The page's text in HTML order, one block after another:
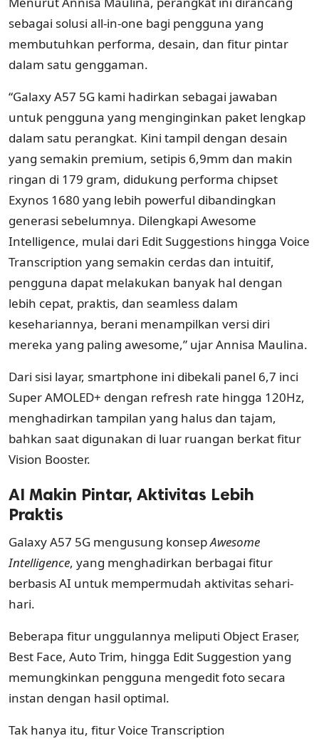
sebagai solusi all-in-one bagi pengguna yang
membutuhkan performa, desain, dan fitur pintar
dalam satu genggaman.
“Galaxy A57 5G kami hadirkan sebagai jawaban
untuk pengguna yang menginginkan paket lengkap
dalam satu perangkat. Kini tampil dengan desain
yang semakin premium, setipis 6,9mm dan makin
ringan di 179 gram, didukung performa chipset
Exynos 1680 yang lebih powerful dibandingkan
generasi sebelumnya. Dilengkapi Awesome
Intelligence, mulai dari Edit Suggestions hingga Voice
Transcription yang semakin cerdas dan intuitif,
pengguna dapat melakukan banyak hal dengan
lebih cepat, praktis, dan seamless dalam
kesehariannya, berani menampilkan versi diri
mereka yang paling awesome,” ujar Annisa Maulina.
Dari sisi layar, smartphone ini dibekali panel 6,7 inci
Super AMOLED+ dengan refresh rate hingga 120Hz,
menghadirkan tampilan yang halus dan tajam,
bahkan saat digunakan di luar ruangan berkat fitur
Vision Booster.
AI Makin Pintar, Aktivitas Lebih
Praktis
Galaxy A57 5G mengusung konsepAwesome
Intelligence, yang menghadirkan berbagai fitur
berbasis AI untuk mempermudah aktivitas sehari-
hari.
Beberapa fitur unggulannya meliputi Object Eraser,
Best Face, Auto Trim, hingga Edit Suggestion yang
memungkinkan pengguna mengedit foto secara
instan dengan hasil optimal.
Tak hanya itu, fitur Voice Transcription